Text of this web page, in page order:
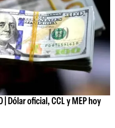
Dólar oficial, CCL y MEP hoy